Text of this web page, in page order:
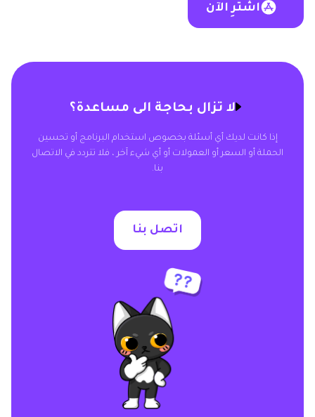
اشترِ الآن
لا تزال بحاجة الى مساعدة؟
إذا كانت لديك أي أسئلة بخصوص استخدام البرنامج أو تحسين
الحملة أو السعر أو العمولات أو أي شيء آخر ، فلا تتردد في الاتصال
بنا.
اتصل بنا